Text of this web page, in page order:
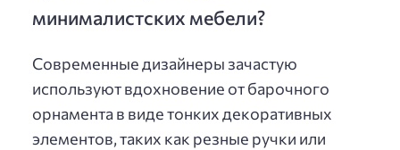
минималистских мебели?
Современные дизайнеры зачастую
используют вдохновение от барочного
орнамента в виде тонких декоративных
элементов, таких как резные ручки или